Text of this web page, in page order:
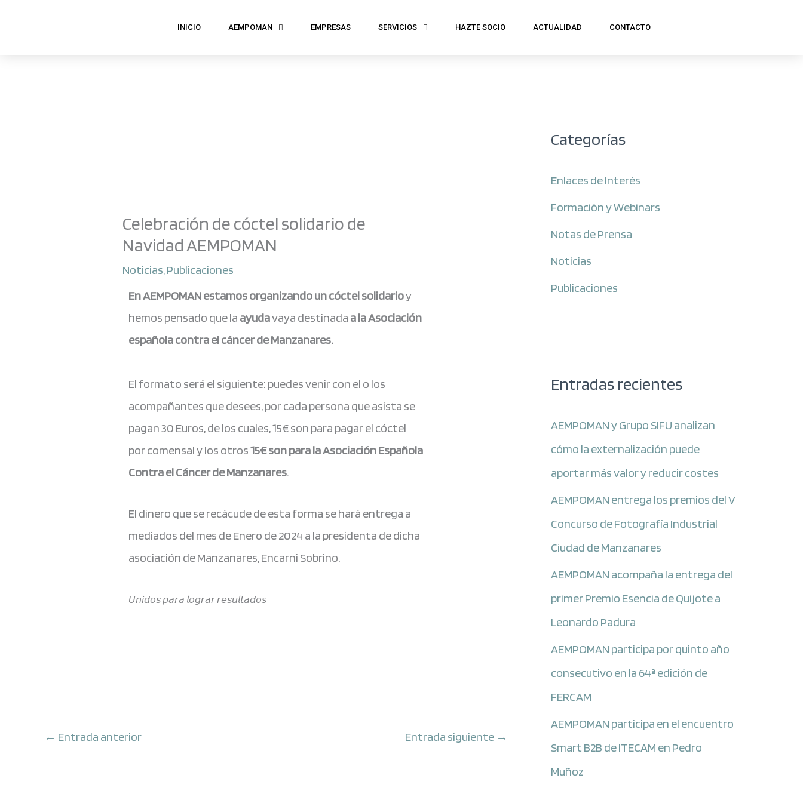
INICIO AEMPOMAN EMPRESAS SERVICIOS HAZTE SOCIO ACTUALIDAD CONTACTO
Celebración de cóctel solidario de
Navidad AEMPOMAN
Noticias,Publicaciones
En AEMPOMAN estamos organizando un cóctel solidarioy
hemos pensado que la ayudavaya destinada a la Asociación
española contra el cáncer de Manzanares.
El formato será el siguiente: puedes venir con el o los
acompañantes que desees, por cada persona que asista se
pagan 30 Euros, de los cuales, 15€ son para pagar el cóctel
por comensal y los otros15€ son para la Asociación Española
Contra el Cáncerde Manzanares.
El dinero que se recácude de esta forma se hará entrega a
mediados del mes de Enero de 2024 a la presidenta de dicha
asociación de Manzanares, Encarni Sobrino.
𝘜𝘯𝘪𝘥𝘰𝘴 𝘱𝘢𝘳𝘢 𝘭𝘰𝘨𝘳𝘢𝘳 𝘳𝘦𝘴𝘶𝘭𝘵𝘢𝘥𝘰𝘴
← Entrada anterior Entrada siguiente →
Categorías
Enlaces de Interés
Formación y Webinars
Notas de Prensa
Noticias
Publicaciones
Entradas recientes
AEMPOMAN y Grupo SIFU analizan
cómo la externalización puede
aportar más valor y reducir costes
AEMPOMAN entrega los premios del V
Concurso de Fotografía Industrial
Ciudad de Manzanares
AEMPOMAN acompaña la entrega del
primer Premio Esencia de Quijote a
Leonardo Padura
AEMPOMAN participa por quinto año
consecutivo en la 64ª edición de
FERCAM
AEMPOMAN participa en el encuentro
Smart B2B de ITECAM en Pedro
Muñoz